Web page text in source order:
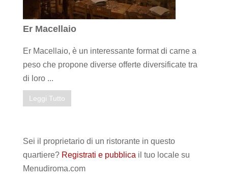
Er Macellaio
Er Macellaio, è un interessante format di carne a
peso che propone diverse offerte diversificate tra
di loro ...
Leggi Tutto
Sei il proprietario di un ristorante in questo
quartiere? Registrati e pubblica il tuo locale su
Menudiroma.com